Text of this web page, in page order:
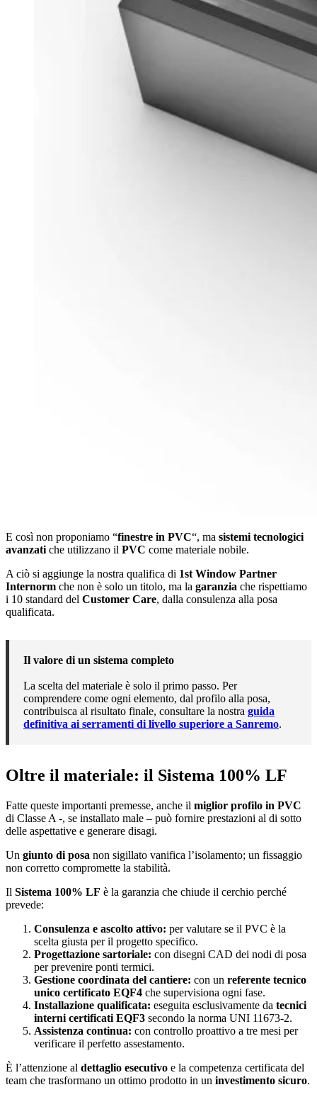
E così non proponiamo “finestre in PVC“, ma sistemi tecnologici
avanzati che utilizzano il PVC come materiale nobile.
A ciò si aggiunge la nostra qualifica di 1st Window Partner
Internorm che non è solo un titolo, ma la garanzia che rispettiamo
i 10 standard del Customer Care, dalla consulenza alla posa
qualificata.
Il valore di un sistema completo
La scelta del materiale è solo il primo passo. Per
comprendere come ogni elemento, dal profilo alla posa,
contribuisca al risultato finale, consultare la nostra guida
definitiva ai serramenti di livello superiore a Sanremo.
Oltre il materiale: il Sistema 100% LF
Fatte queste importanti premesse, anche il miglior profilo in PVC
di Classe A -, se installato male – può fornire prestazioni al di sotto
delle aspettative e generare disagi.
Un giunto di posa non sigillato vanifica l’isolamento; un fissaggio
non corretto compromette la stabilità.
Il Sistema 100% LF è la garanzia che chiude il cerchio perché
prevede:
Consulenza e ascolto attivo: per valutare se il PVC è la
scelta giusta per il progetto specifico.
Progettazione sartoriale: con disegni CAD dei nodi di posa
per prevenire ponti termici.
Gestione coordinata del cantiere: con un referente tecnico
unico certificato EQF4 che supervisiona ogni fase.
Installazione qualificata: eseguita esclusivamente da tecnici
interni certificati EQF3 secondo la norma UNI 11673-2.
Assistenza continua: con controllo proattivo a tre mesi per
verificare il perfetto assestamento.
È l’attenzione al dettaglio esecutivo e la competenza certificata del
team che trasformano un ottimo prodotto in un investimento sicuro.